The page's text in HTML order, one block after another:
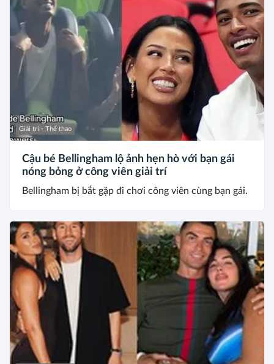
Giải trí - Thể thao
Cậu bé Bellingham lộ ảnh hẹn hò với bạn gái
nóng bỏng ở công viên giải trí
Bellingham bị bắt gặp đi chơi công viên cùng bạn gái.